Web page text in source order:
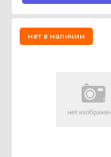
нет в наличии